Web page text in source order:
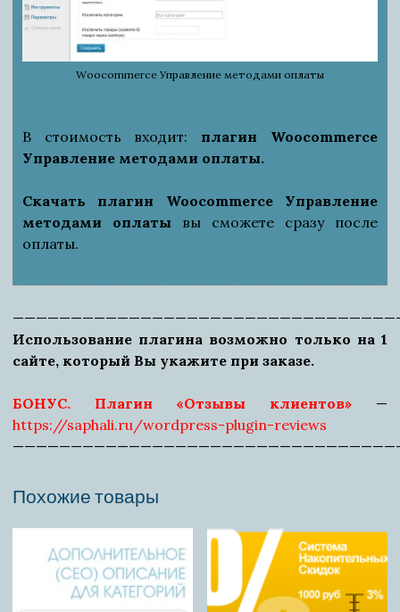
Woocommerce Управление методами оплаты
В стоимость входит: плагин Woocommerce
Управление методами оплаты.
Скачать плагин Woocommerce Управление
методами оплаты вы сможете сразу после
оплаты.
Использование плагина возможно только на 1
сайте, который Вы укажите при заказе.
БОНУС. Плагин «Отзывы клиентов» —
https://saphali.ru/wordpress-plugin-reviews
Похожие товары